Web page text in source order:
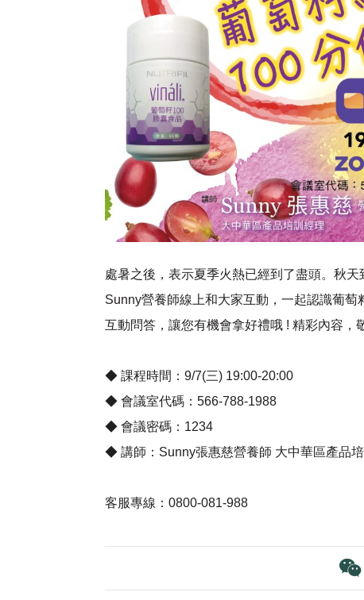
處暑之後，表示夏季火熱已經到了盡頭。秋
Sunny營養師線上和大家互動，一起認識葡
互動問答，讓您有機會拿好禮哦 ! 精彩內容，
◆ 課程時間：9/7(三) 19:00-20:00
◆ 會議室代碼：566-788-1988
◆ 會議密碼：1234
◆ 講師：Sunny張惠慈營養師 大中華區產品
客服專線：0800-081-988